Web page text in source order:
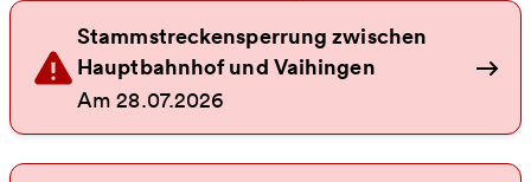
Stammstreckensperrung zwischen
Hauptbahnhof und Vaihingen
Am 28.07.2026
Alle